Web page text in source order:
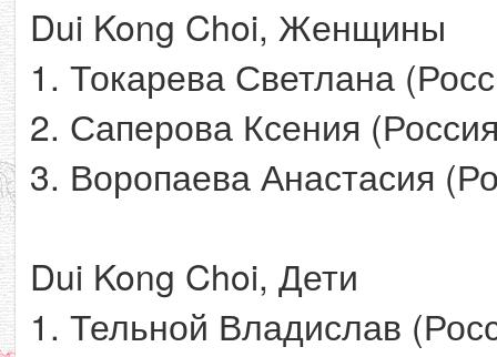
Dui Kong Choi, Женщины
1. Токарева Светлана
2. Саперова Ксения
3. Воропаева Анастасия
Dui Kong Choi, Дети
1. Тельной Владислав